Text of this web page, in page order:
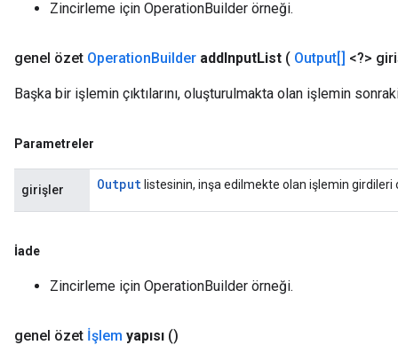
Zincirleme için OperationBuilder örneği.
genel özet OperationBuilder addInputList ( Output[] <?>
Başka bir işlemin çıktılarını, oluşturulmakta olan işlemin
Parametreler
girişler Output listesinin, inşa edilmekte olan işlemin girdileri
İade
Zincirleme için OperationBuilder örneği.
genel özet İşlem yapısı ()